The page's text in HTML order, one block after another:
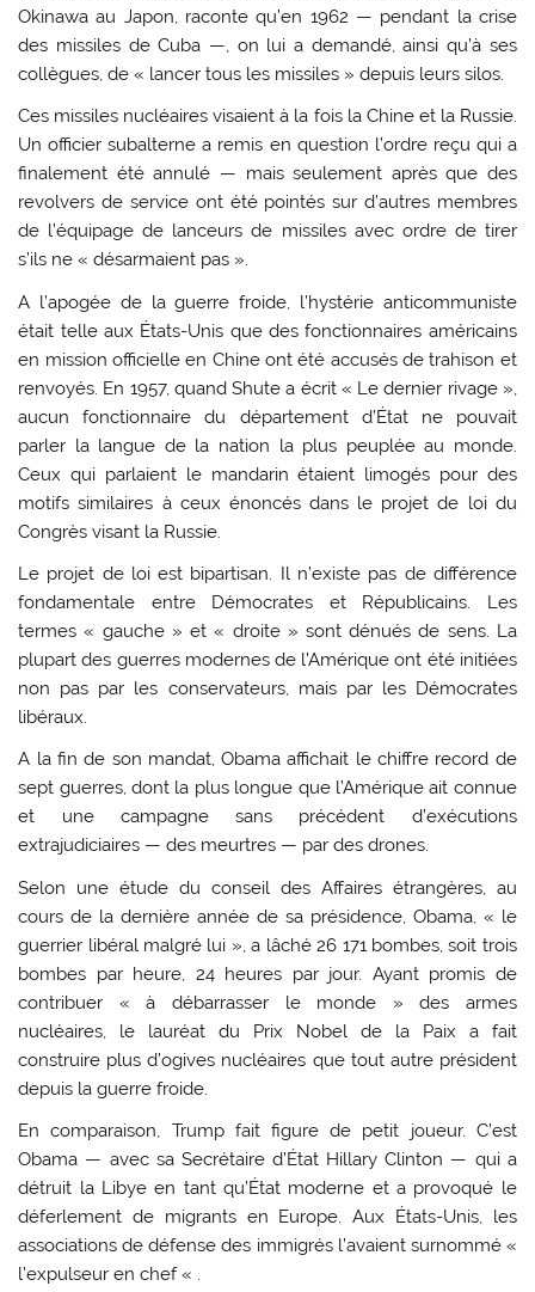
Okinawa au Japon, raconte qu’en 1962 — pendant la crise
des missiles de Cuba —, on lui a demandé, ainsi qu’à ses
collègues, de « lancer tous les missiles » depuis leurs silos.
Ces missiles nucléaires visaient à la fois la Chine et la Russie.
Un officier subalterne a remis en question l’ordre reçu qui a
finalement été annulé — mais seulement après que des
revolvers de service ont été pointés sur d’autres membres
de l’équipage de lanceurs de missiles avec ordre de tirer
s’ils ne « désarmaient pas ».
A l’apogée de la guerre froide, l’hystérie anticommuniste
était telle aux États-Unis que des fonctionnaires américains
en mission officielle en Chine ont été accusés de trahison et
renvoyés. En 1957, quand Shute a écrit « Le dernier rivage »,
aucun fonctionnaire du département d’État ne pouvait
parler la langue de la nation la plus peuplée au monde.
Ceux qui parlaient le mandarin étaient limogés pour des
motifs similaires à ceux énoncés dans le projet de loi du
Congrès visant la Russie.
Le projet de loi est bipartisan. Il n’existe pas de différence
fondamentale entre Démocrates et Républicains. Les
termes « gauche » et « droite » sont dénués de sens. La
plupart des guerres modernes de l’Amérique ont été initiées
non pas par les conservateurs, mais par les Démocrates
libéraux.
A la fin de son mandat, Obama affichait le chiffre record de
sept guerres, dont la plus longue que l’Amérique ait connue
et une campagne sans précédent d’exécutions
extrajudiciaires — des meurtres — par des drones.
Selon une étude du conseil des Affaires étrangères, au
cours de la dernière année de sa présidence, Obama, « le
guerrier libéral malgré lui », a lâché 26 171 bombes, soit trois
bombes par heure, 24 heures par jour. Ayant promis de
contribuer « à débarrasser le monde » des armes
nucléaires, le lauréat du Prix Nobel de la Paix a fait
construire plus d’ogives nucléaires que tout autre président
depuis la guerre froide.
En comparaison, Trump fait figure de petit joueur. C’est
Obama — avec sa Secrétaire d’État Hillary Clinton — qui a
détruit la Libye en tant qu’État moderne et a provoqué le
déferlement de migrants en Europe. Aux États-Unis, les
associations de défense des immigrés l’avaient surnommé «
l’expulseur en chef « .